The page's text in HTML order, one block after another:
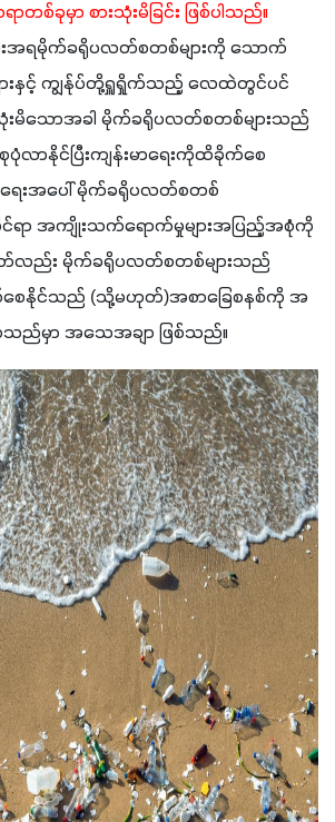
တစ်ခုမှာ စားသုံးမိခြင်း ဖြစ်ပါသည်။
းအရမိုက်ခရိုပလတ်စတစ်များကို သောက်
ားနှင့် ကျွန်ုပ်တို့ရှူရှိုက်သည့် လေထဲတွင်ပင်
မိသောအခါ မိုက်ခရိုပလတ်စတစ်များသည်
လာနိုင်ပြီးကျန်းမာရေးကိုထိခိုက်စေ
ေးအပေါ် မိုက်ခရိုပလတ်စတစ်
ဆိုင်ရာ အကျိုးသက်ရောက်မှုများအပြည့်အစုံကို
လည်း မိုက်ခရိုပလတ်စတစ်များသည်
ေနိုင်သည် (သို့မဟုတ်)အစာခြေစနစ်ကို အ
ည်မှာ အသေအချာ ဖြစ်သည်။